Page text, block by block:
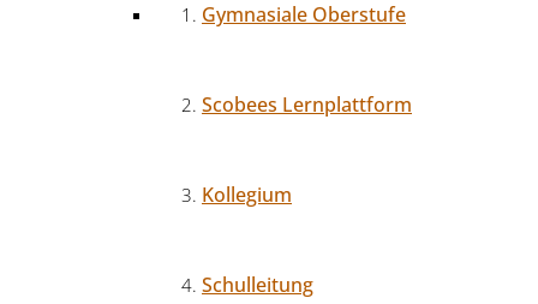
Gymnasiale Oberstufe
Scobees Lernplattform
Kollegium
Schulleitung